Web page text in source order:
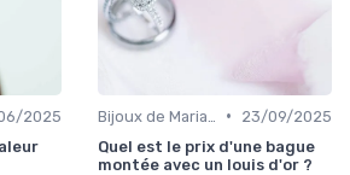
2025
•
23/09/2025
Quel est le prix d'une bague
montée avec un louis d'or ?